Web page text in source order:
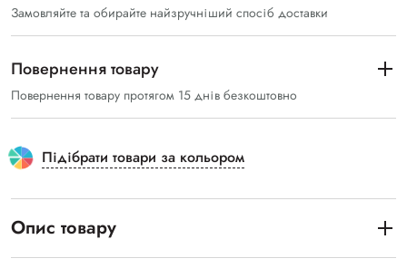
Замовляйте та обирайте найзручніший спосіб доставки
Повернення товару
Повернення товару протягом 15 днів безкоштовно
Підібрати товари за кольором
Опис товару